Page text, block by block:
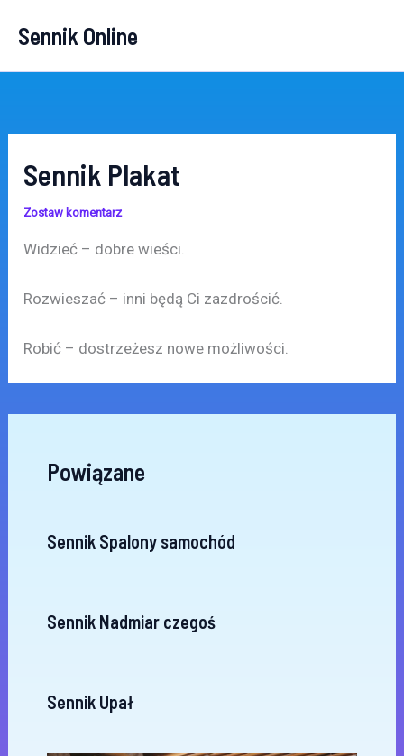
Sennik Online
Sennik Plakat
Zostaw komentarz
Widzieć – dobre wieści.
Rozwieszać – inni będą Ci zazdrościć.
Robić – dostrzeżesz nowe możliwości.
Powiązane
Sennik Spalony samochód
Sennik Nadmiar czegoś
Sennik Upał